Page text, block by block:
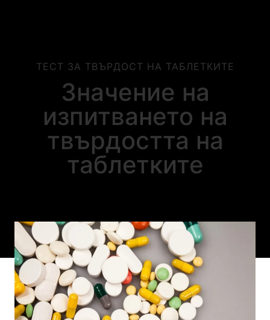
ТЕСТ ЗА ТВЪРДОСТ НА ТАБЛЕТКИТЕ
Значение на
изпитването на
твърдостта на
таблетките